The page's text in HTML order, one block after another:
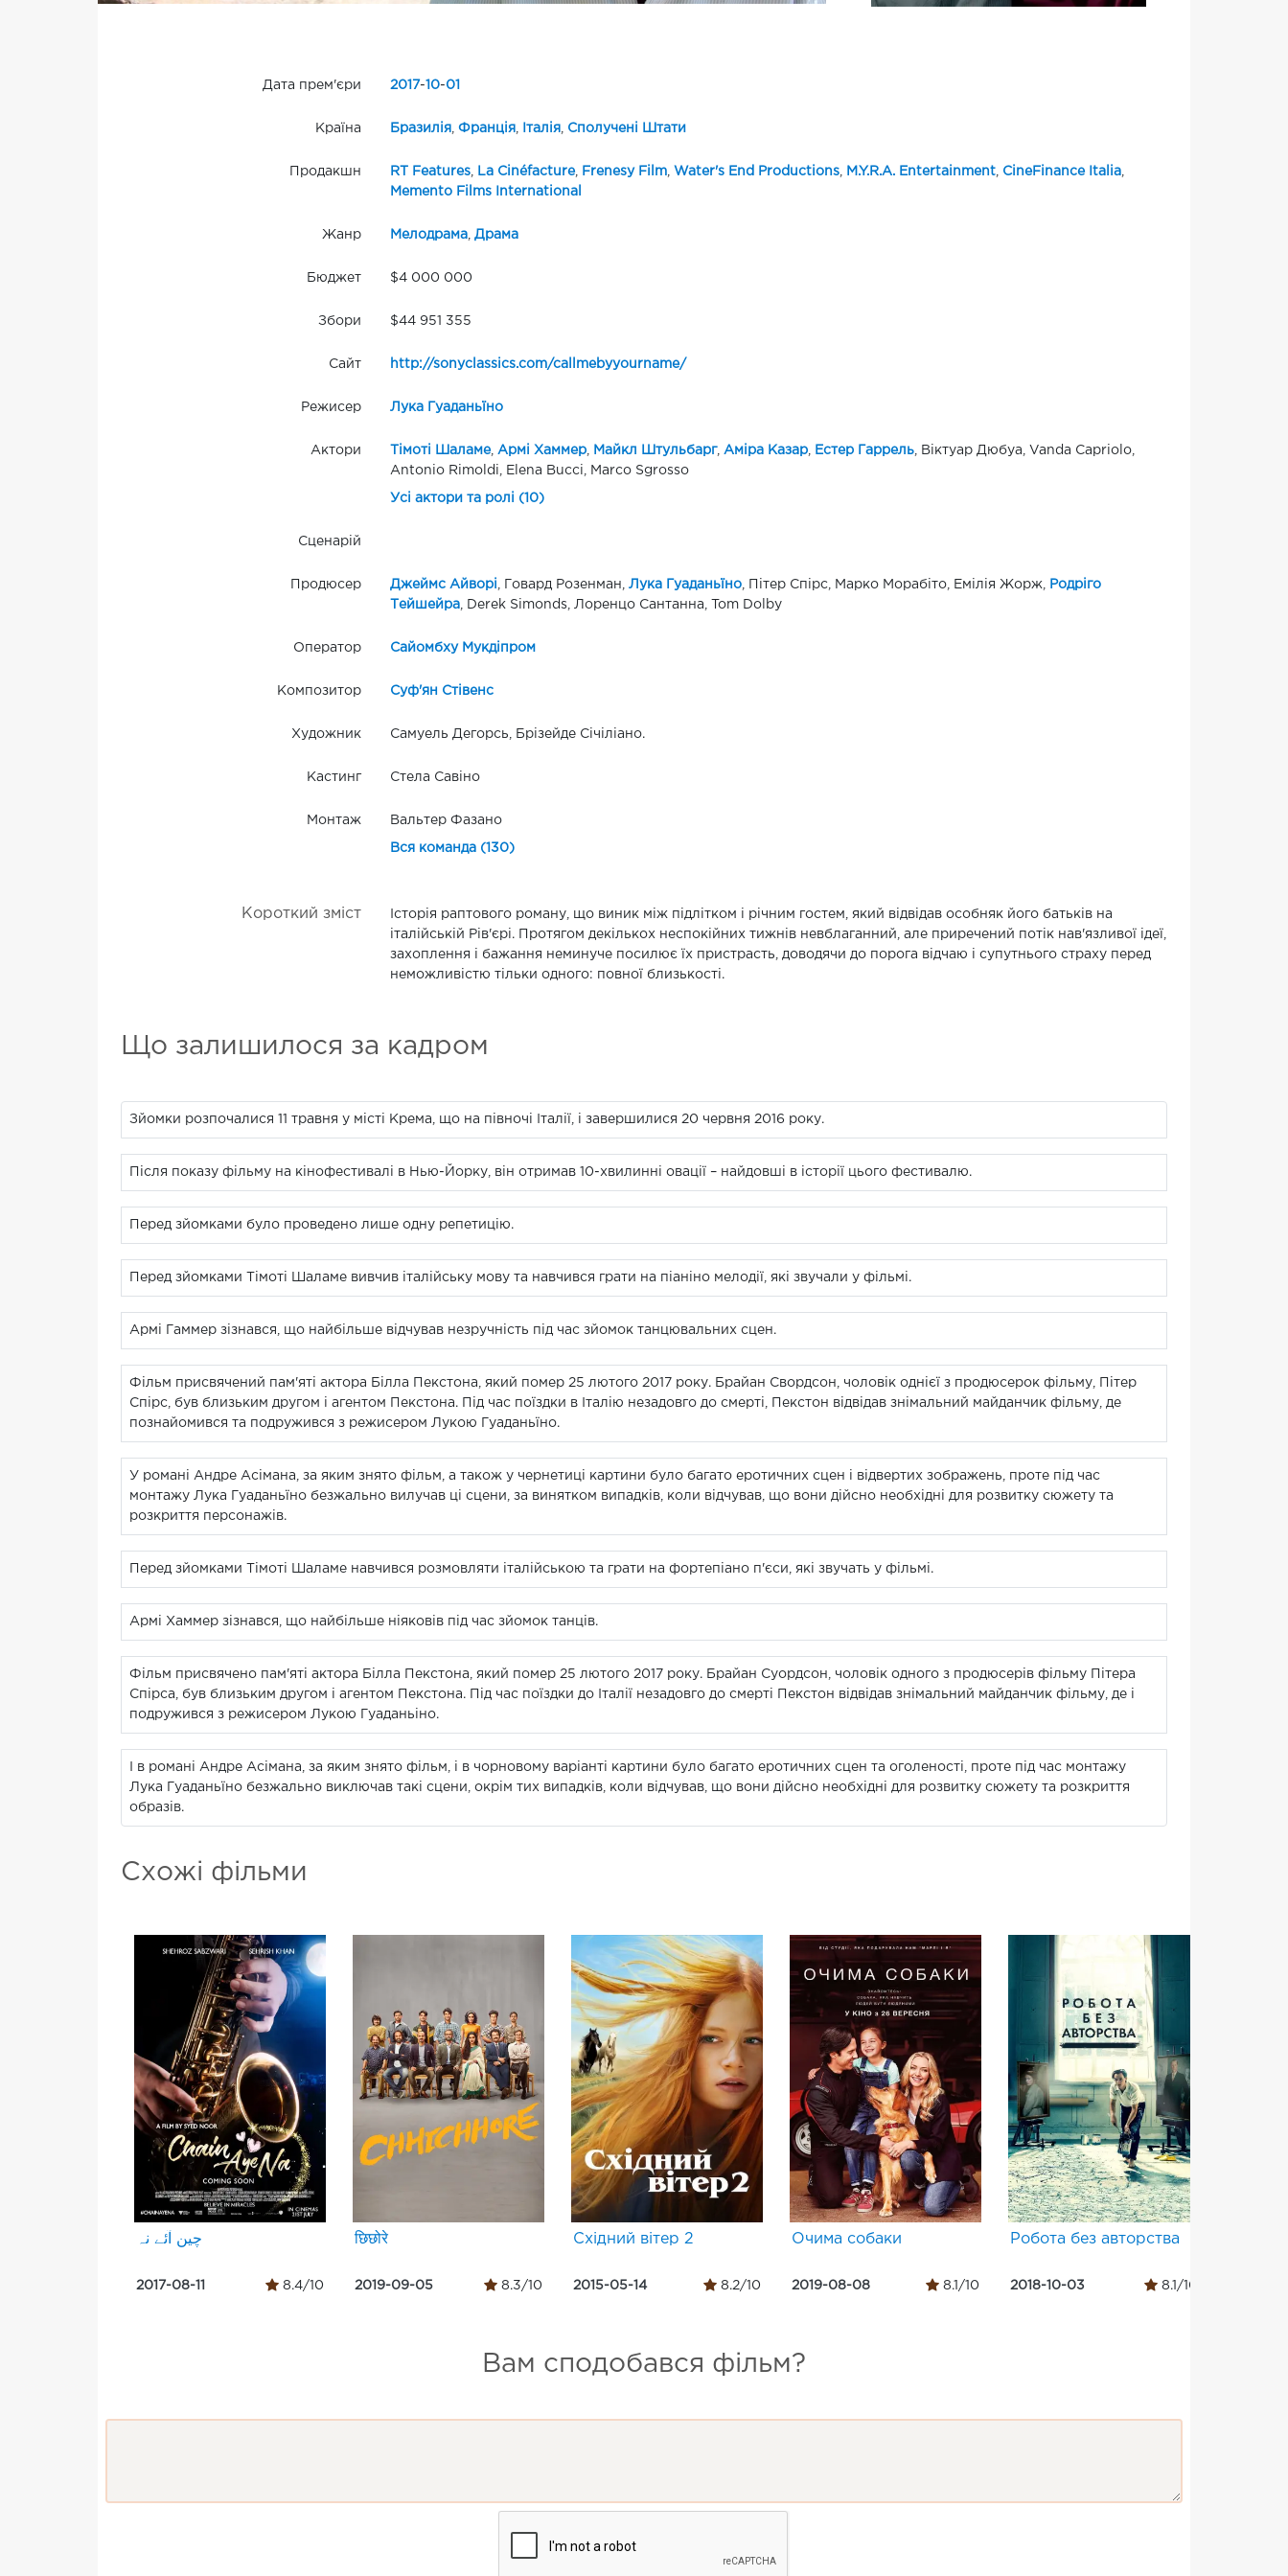
Дата прем'єри 2017- 10-01
Країна Бразилія Франція Італія Сполучені Штати
Продакшн RT Features, La Cinéfacture, Frenesy Film, Water's End Productions, M.Y.R.A. Entertainment, CineFinance Italia,
Memento Films International
Жанр Мелодрама, Драма
Бюджет $4 000 000
Збори $44 951 355
Сайт http://sonyclassics.com/callmebyyourname/
Режисер Лука Гуаданьїно
Актори Тімоті Шаламе, Армі Хаммер, Майкл Штульбарг, Аміра Казар, Естер Гаррель, Віктуар Дюбуа, Vanda Capriolo,
Antonio Rimoldi, Elena Bucci, Marco Sgrosso
Усі актори та ролі (10)
Сценарій
Продюсер Джеймс Айворі , Говард Розенман, Лука Гуаданьїно, Пітер Спірс, Марко Морабіто, Емілія Жорж,
Родріго
Тейшейра, Derek Simonds, Лоренцо Сантанна, Tom Dolby
Оператор Сайомбху Мукдіпром
Композитор Суф'ян Стівенс
Художник Самуель Дегорсь, Брізейде Січіліано.
Кастинг Стела Савіно
Монтаж Вальтер Фазано
Вся команда (130)
Короткий зміст
Історія раптового роману, що виник між підлітком і річним гостем, який відвідав особняк його батьків на
італійській Рів'єрі. Протягом декількох неспокійних тижнів невблаганний, але приречений потік нав'язливої ідеї,
захоплення і бажання неминуче посилює їх пристрасть, доводячи до порога відчаю і супутнього страху перед
неможливістю тільки одного: повної близькості.
Що залишилося за кадром
Зйомки розпочалися 11 травня у місті Крема, що на півночі Італії, і завершилися 20 червня 2016 року.
Після показу фільму на кінофестивалі в Нью-Йорку, він отримав 10-хвилинні овації – найдовші в історії цього фестивалю.
Перед зйомками було проведено лише одну репетицію.
Перед зйомками Тімоті Шаламе вивчив італійську мову та навчився грати на піаніно мелодії, які звучали у фільмі.
Армі Гаммер зізнався, що найбільше відчував незручність під час зйомок танцювальних сцен.
Фільм присвячений пам'яті актора Білла Пекстона, який помер 25 лютого 2017 року. Брайан Свордсон, чоловік однієї з продюсерок фільму, Пітер
Спірс, був близьким другом і агентом Пекстона. Під час поїздки в Італію незадовго до смерті, Пекстон відвідав знімальний майданчик фільму, де
познайомився та подружився з режисером Лукою Гуаданьїно.
У романі Андре Асімана, за яким знято фільм, а також у чернетиці картини було багато еротичних сцен і відвертих зображень, проте під час
монтажу Лука Гуаданьїно безжально вилучав ці сцени, за винятком випадків, коли відчував, що вони дійсно необхідні для розвитку сюжету та
розкриття персонажів.
Перед зйомками Тімоті Шаламе навчився розмовляти італійською та грати на фортепіано п'єси, які звучать у фільмі.
Армі Хаммер зізнався, що найбільше ніяковів під час зйомок танців.
Фільм присвячено пам'яті актора Білла Пекстона, який помер 25 лютого 2017 року. Брайан Суордсон, чоловік одного з продюсерів фільму Пітера
Спірса, був близьким другом і агентом Пекстона. Під час поїздки до Італії незадовго до смерті Пекстон відвідав знімальний майданчик фільму, де і
подружився з режисером Лукою Гуаданьіно.
І в романі Андре Асімана, за яким знято фільм, і в чорновому варіанті картини було багато еротичних сцен та оголеності, проте під час монтажу
Лука Гуаданьїно безжально виключав такі сцени, окрім тих випадків, коли відчував, що вони дійсно необхідні для розвитку сюжету та розкриття
образів.
Схожі фільми
چین آئے نہ
2017-08-11 8.4/10
छिछोरे
2019-09-05 8.3/10
Східний вітер 2
2015-05-14 8.2/10
Очима собаки
2019-08-08 8.1/10
Робота без авторства
2018-10-03 8.1/10
Вам сподобався фільм?